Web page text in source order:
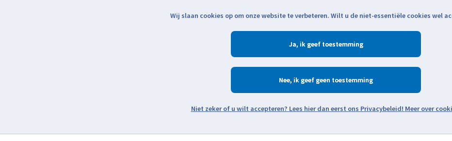
Zoeken
Wij slaan cookies op om onze website te verbeteren. Wilt u de niet-essentiële cookies wel
Ja
Nee
Meer over